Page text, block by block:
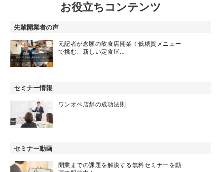
お役立ちコンテンツ
先輩開業者の声
元記者が念願の飲食店開業！低糖質メニュー
で挑む、新しい定食屋…
セミナー情報
ワンオペ店舗の成功法則
セミナー動画
開業までの課題を解決する無料セミナーを動